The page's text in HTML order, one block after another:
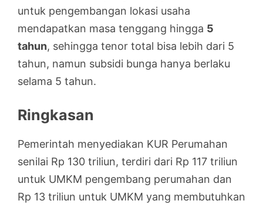
untuk pengembangan lokasi usaha
mendapatkan masa tenggang hingga 5
tahun, sehingga tenor total bisa lebih dari 5
tahun, namun subsidi bunga hanya berlaku
selama 5 tahun.
Ringkasan
Pemerintah menyediakan KUR Perumahan
senilai Rp 130 triliun, terdiri dari Rp 117 triliun
untuk UMKM pengembang perumahan dan
Rp 13 triliun untuk UMKM yang membutuhkan